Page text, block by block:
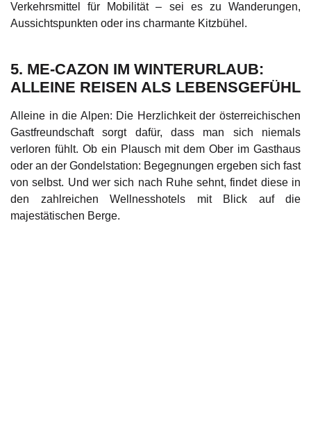
Verkehrsmittel für Mobilität – sei es zu Wanderungen,
Aussichtspunkten oder ins charmante Kitzbühel.
5. ME-CAZON IM WINTERURLAUB:
ALLEINE REISEN ALS LEBENSGEFÜHL
Alleine in die Alpen: Die Herzlichkeit der österreichischen
Gastfreundschaft sorgt dafür, dass man sich niemals
verloren fühlt. Ob ein Plausch mit dem Ober im Gasthaus
oder an der Gondelstation: Begegnungen ergeben sich fast
von selbst. Und wer sich nach Ruhe sehnt, findet diese in
den zahlreichen Wellnesshotels mit Blick auf die
majestätischen Berge.